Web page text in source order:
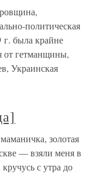
политическая
г. была крайне
от гетманщины,
Украинская
золотая
— взяли меня в
с утра до